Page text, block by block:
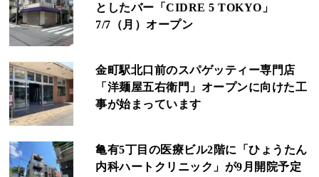
としたバー「CIDRE 5 TOKYO」
7/7（月）オープン
金町駅北口前のスパゲッティー専門店
「洋麺屋五右衛門」オープンに向けた工
事が始まっています
亀有5丁目の医療ビル2階に「ひょうたん
内科ハートクリニック」が9月開院予定